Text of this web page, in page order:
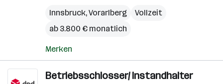
Innsbruck,Vorarlberg
Vollzeit
ab 3.800 € monatlich
Merken
Betriebsschlosser/ Instandhalter